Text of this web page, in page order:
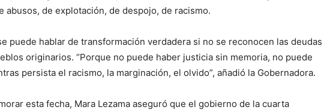
abusos, de explotación, de despojo, de racismo.
puede hablar de transformación verdadera si no se reconocen las deudas
originarios. “Porque no puede haber justicia sin memoria, no puede
persista el racismo, la marginación, el olvido”, añadió la Gobernadora.
esta fecha, Mara Lezama aseguró que el gobierno de la cuarta